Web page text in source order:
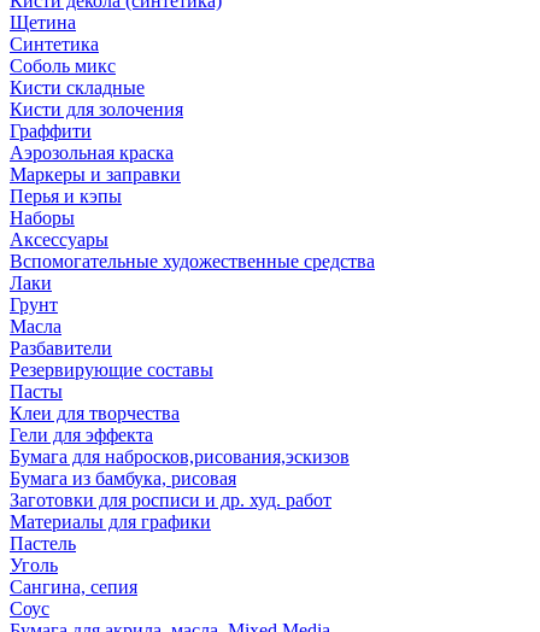
Щетина
Синтетика
Соболь микс
Кисти складные
Кисти для золочения
Граффити
Аэрозольная краска
Маркеры и заправки
Перья и кэпы
Наборы
Аксессуары
Вспомогательные художественные средства
Лаки
Грунт
Масла
Разбавители
Резервирующие составы
Пасты
Клеи для творчества
Гели для эффекта
Бумага для набросков,рисования,эскизов
Бумага из бамбука, рисовая
Заготовки для росписи и др. худ. работ
Материалы для графики
Пастель
Уголь
Сангина, сепия
Соус